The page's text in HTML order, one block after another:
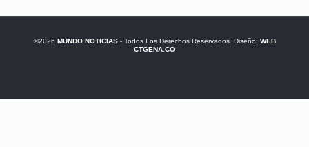
©2026 MUNDO NOTICIAS- Todos Los Derechos Reservados. Diseño: WEB
CTGENA.CO